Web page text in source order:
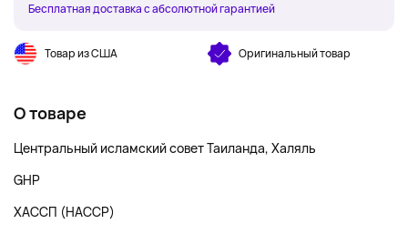
Бесплатная доставка с абсолютной гарантией
Товар из США Оригинальный товар
О товаре
Центральный исламский совет Таиланда, Халяль
GHP
ХАССП (HACCP)